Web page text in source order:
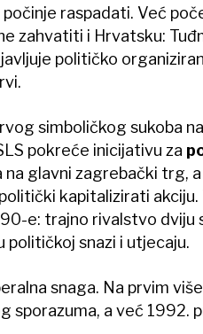
raspadati. Već
zahvatiti i Hrvatsku:
političko
simboličkog sukoba na
pokreće inicijativu za
glavni zagrebački trg,
kapitalizirati akciju.
e: trajno rivalstvo dviju
političkoj snazi i utjecaju.
snaga. Na prvim
sporazuma, a već 1992.